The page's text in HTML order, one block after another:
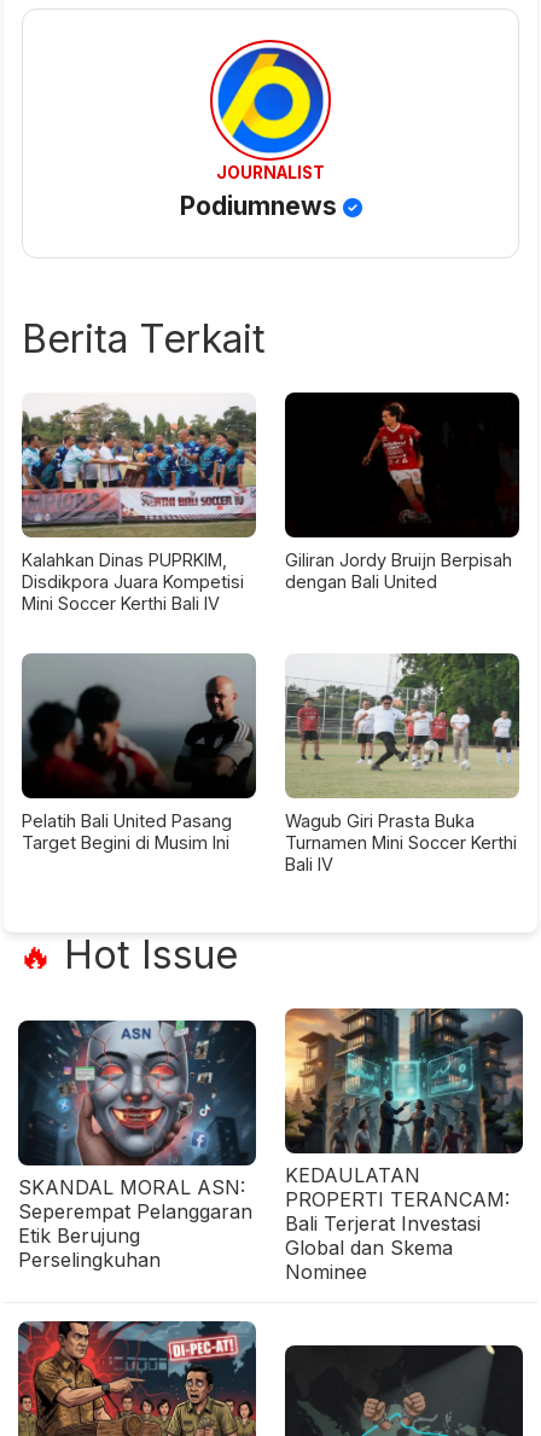
JOURNALIST
Podiumnews
Berita Terkait
Kalahkan Dinas PUPRKIM,
Disdikpora Juara Kompetisi
Mini Soccer Kerthi Bali IV
Giliran Jordy Bruijn Berpisah
dengan Bali United
Pelatih Bali United Pasang
Target Begini di Musim Ini
Wagub Giri Prasta Buka
Turnamen Mini Soccer Kerthi
Bali IV
🔥 Hot Issue
SKANDAL MORAL ASN:
Seperempat Pelanggaran
Etik Berujung
Perselingkuhan
KEDAULATAN
PROPERTI TERANCAM:
Bali Terjerat Investasi
Global dan Skema
Nominee